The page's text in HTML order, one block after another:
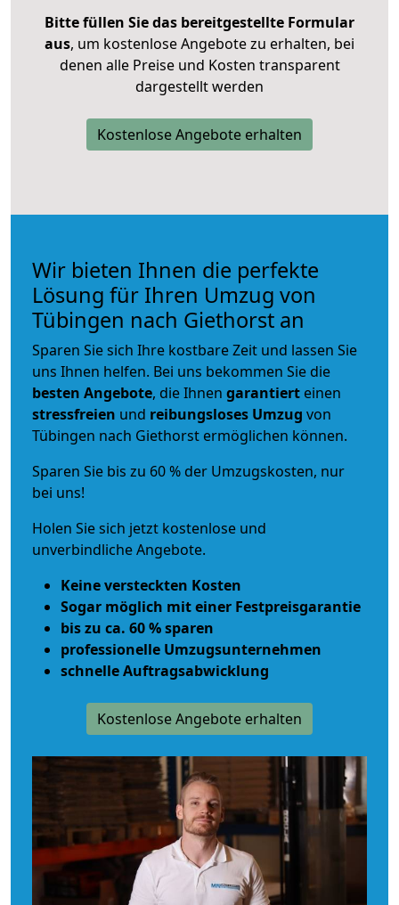
Bitte füllen Sie das bereitgestellte Formular
aus, um kostenlose Angebote zu erhalten, bei
denen alle Preise und Kosten transparent
dargestellt werden
Kostenlose Angebote erhalten
Wir bieten Ihnen die perfekte
Lösung für Ihren Umzug von
Tübingen nach Giethorst an
Sparen Sie sich Ihre kostbare Zeit und lassen Sie
uns Ihnen helfen. Bei uns bekommen Sie die
besten Angebote, die Ihnen garantiert einen
stressfreien und reibungsloses Umzug von
Tübingen nach Giethorst ermöglichen können.
Sparen Sie bis zu 60 % der Umzugskosten, nur
bei uns!
Holen Sie sich jetzt kostenlose und
unverbindliche Angebote.
Keine versteckten Kosten
Sogar möglich mit einer Festpreisgarantie
bis zu ca. 60 % sparen
professionelle Umzugsunternehmen
schnelle Auftragsabwicklung
Kostenlose Angebote erhalten